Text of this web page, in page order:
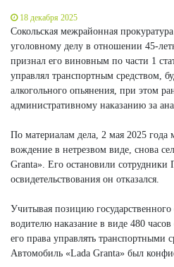
18 декабря 2025
Сокольская межрайонная
уголовному делу в отношении 45-
признал его виновным по части 1
управлял транспортным средством,
алкогольного опьянения, при этом
административному наказанию за
По материалам дела, 2 мая 2025
вождение в нетрезвом виде, снова
Granta». Его остановили
освидетельствования он отказался.
Учитывая позицию государственного
водителю наказание в виде 480
его права управлять транспортными
Автомобиль «Lada Granta» был